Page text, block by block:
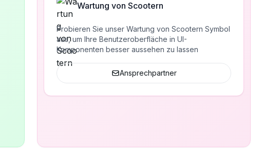
Wartung von Scootern
Probieren Sie unser Wartung von Scootern Symbol
aus, um Ihre Benutzeroberfläche in UI-
Komponenten besser aussehen zu lassen
Ansprechpartner